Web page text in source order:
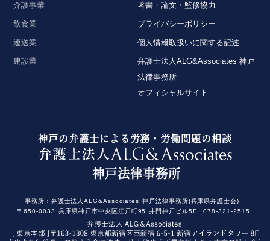
介護事業
飲食業
運送業
建設業
著書・論文・監修協力
プライバシーポリシー
個人情報取扱いに関する記述
弁護士法人ALG&Associates 神戸
法律事務所
オフィシャルサイト
神戸の弁護士による労務・労働問題の相談
神戸法律事務所
事務所： 弁護士法人ALG&Associates 神戸法律事務所(兵庫県弁護士会)
〒650-0033
兵庫県神戸市中央区江戸町95 井門神戸ビル5F 078-321-2515